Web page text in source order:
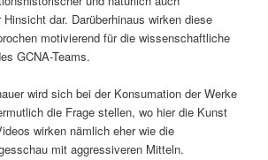
dar. Darüberhinaus wirken diese
motivierend für die wissenschaftliche
GCNA-Teams.
wird sich bei der Konsumation der Werke
die Frage stellen, wo hier die Kunst
wirken nämlich eher wie die
mit aggressiveren Mitteln.